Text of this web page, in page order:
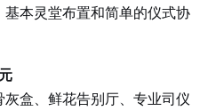
本灵堂布置和简单的仪式协
盒、鲜花告别厅、专业司仪